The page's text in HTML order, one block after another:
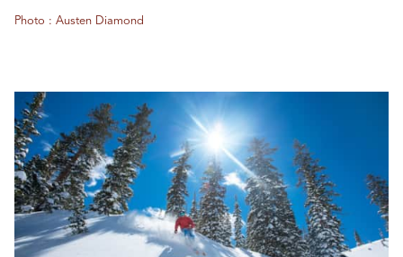
Photo : Austen Diamond